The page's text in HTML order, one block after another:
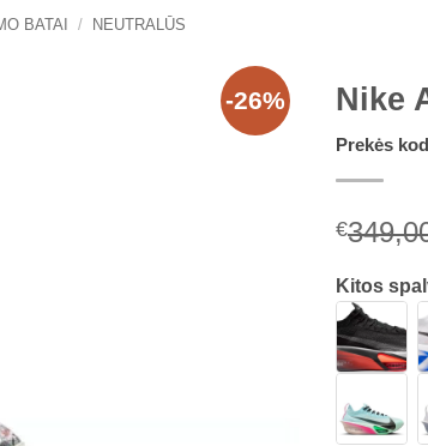
BATAI / NEUTRALŪS
-26% Nike
Prekės
€
Kitos